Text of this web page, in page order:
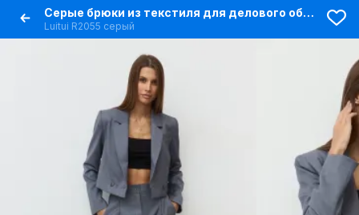
Серые брюки из текстиля для делового образа
Luitui R2055 серый